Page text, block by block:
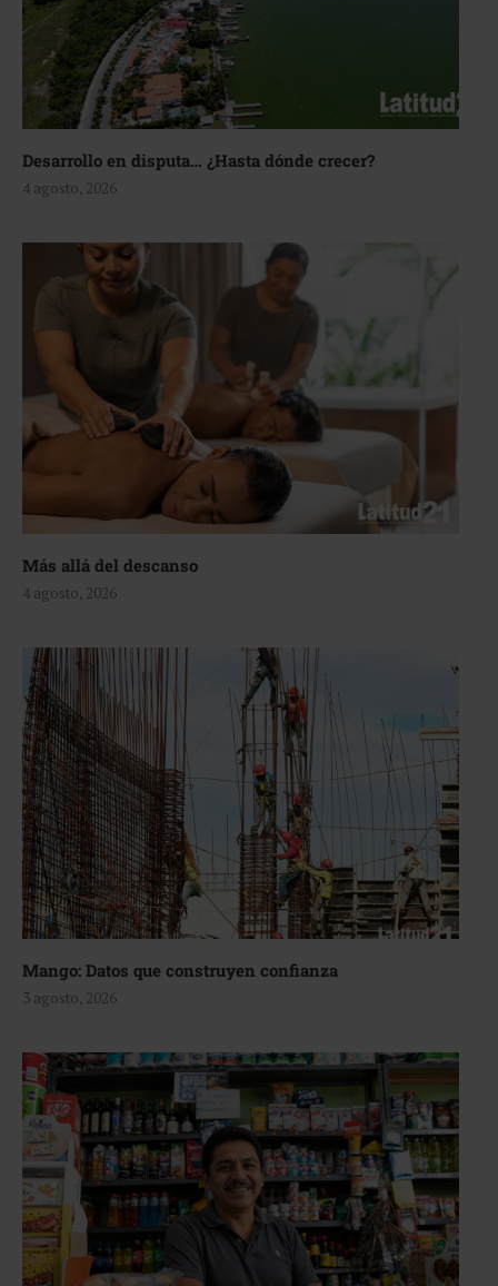
Desarrollo en disputa… ¿Hasta dónde crecer?
4 agosto, 2026
Más allá del descanso
4 agosto, 2026
Mango: Datos que construyen confianza
3 agosto, 2026